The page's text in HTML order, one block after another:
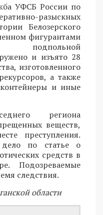
УФСБ России по
разыскных
Белозерского
фигурантами
подпольной
и изъято 28
изготовленного
а также
и иные
региона
веществ,
преступления.
дело по статье о
средств в
Подозреваемые
следствия.
области